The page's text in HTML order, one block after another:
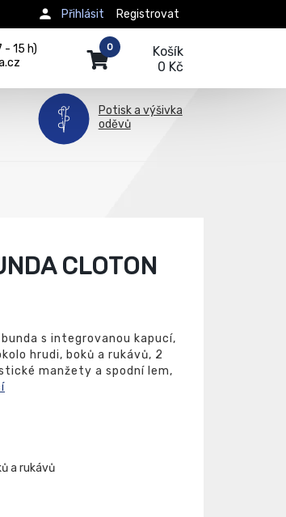
Registrovat
Přihlásit
15 h)
Košík
0 Kč
0
Potisk a výšivka
oděvů
CLOTON
s integrovanou kapucí,
hrudi, boků a rukávů, 2
manžety a spodní lem,
a rukávů